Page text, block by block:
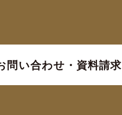
問い合わせ・資料請求